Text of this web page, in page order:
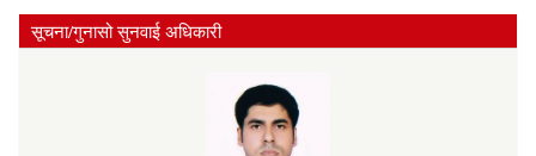
सूचना/गुनासो सुनवाई अधिकारी